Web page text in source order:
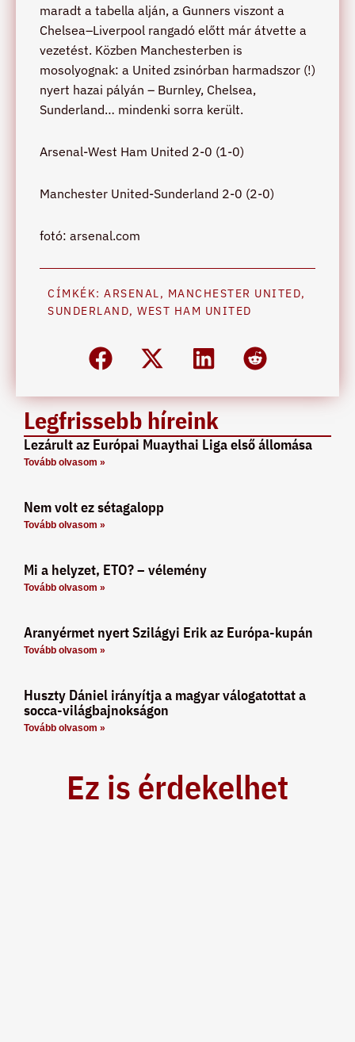
Legfrissebb híreink
Lezárult az Európai Muaythai Liga első állomása
Tovább olvasom »
Nem volt ez sétagalopp
Tovább olvasom »
Mi a helyzet, ETO? – vélemény
Tovább olvasom »
Aranyérmet nyert Szilágyi Erik az Európa-kupán
Tovább olvasom »
Huszty Dániel irányítja a magyar válogatottat a
socca-világbajnokságon
Tovább olvasom »
maradt a tabella alján, a Gunners viszont a
Chelsea–Liverpool rangadó előtt már átvette a
vezetést. Közben Manchesterben is
mosolyognak: a United zsinórban harmadszor (!)
nyert hazai pályán – Burnley, Chelsea,
Sunderland… mindenki sorra került.
Arsenal-West Ham United 2-0 (1-0)
Manchester United-Sunderland 2-0 (2-0)
fotó: arsenal.com
CÍMKÉK: ARSENAL, MANCHESTER UNITED,
SUNDERLAND, WEST HAM UNITED
Ez is érdekelhet